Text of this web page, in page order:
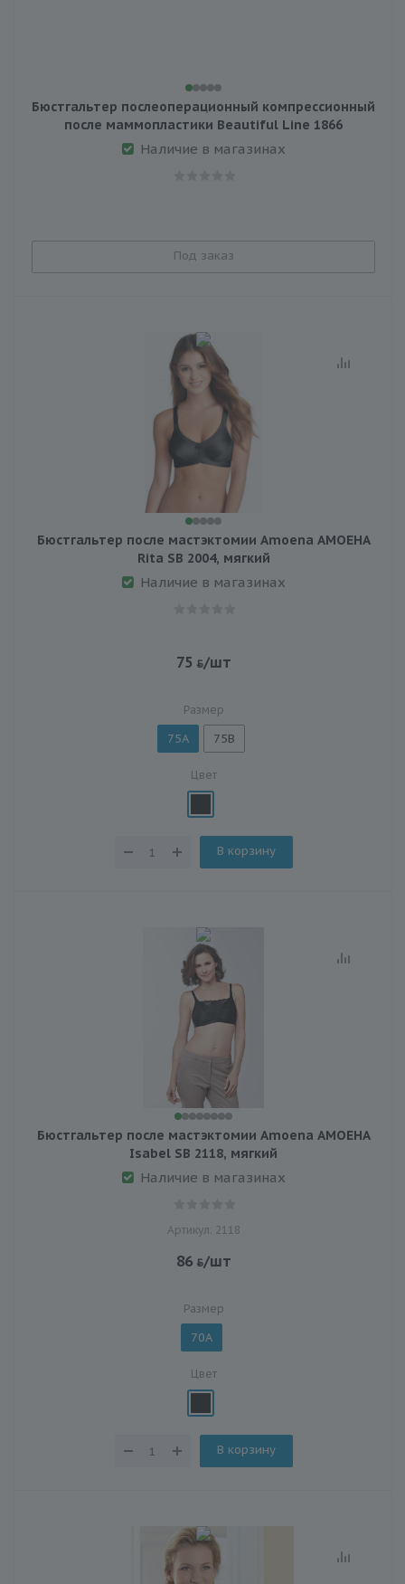
Бюстгальтер послеоперационный компрессионный
после маммопластики Beautiful Line 1866
Наличие в магазинах
Под заказ
Бюстгальтер после мастэктомии Amoena АМОЕНА
Rita SB 2004, мягкий
Наличие в магазинах
75 /шт
Размер
75A 75B
Цвет
В корзину
Бюстгальтер после мастэктомии Amoena АМОЕНА
Isabel SB 2118, мягкий
Наличие в магазинах
Артикул: 2118
86 /шт
Размер
70A
Цвет
В корзину